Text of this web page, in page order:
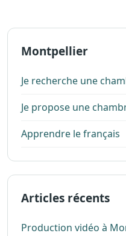
Montpellier
Je recherche une
Je propose une
Apprendre le français
Articles récents
Production vidéo à